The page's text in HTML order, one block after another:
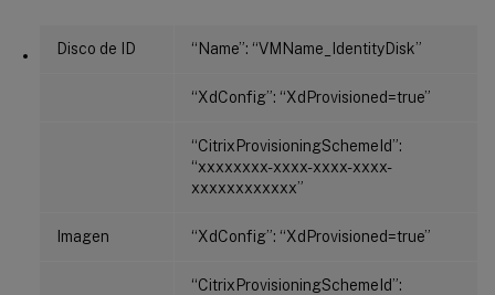
Disco de ID “Name”: “VMName_IdentityDisk”
“XdConfig”: “XdProvisioned=true”
“CitrixProvisioningSchemeId”:
“xxxxxxxx-xxxx-xxxx-xxxx-
xxxxxxxxxxxx”
Imagen “XdConfig”: “XdProvisioned=true”
“CitrixProvisioningSchemeId”: